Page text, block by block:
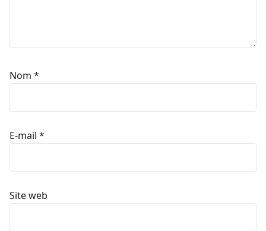
Nom *
E-mail *
Site web